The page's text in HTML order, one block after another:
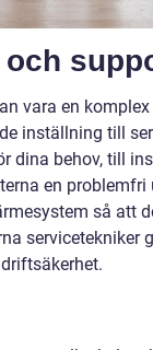
vara en
inställning till
dina behov, till
en
så att
servicetekniker